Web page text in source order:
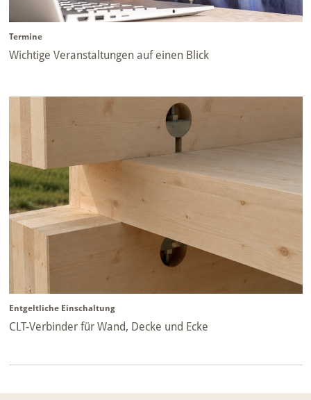
Termine
Wichtige Veranstaltungen auf einen Blick
Entgeltliche Einschaltung
CLT-Verbinder für Wand, Decke und Ecke